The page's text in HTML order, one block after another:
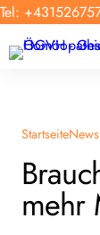
Tel:
Tierarzt-Suche
News
StartseiteNews
mehr